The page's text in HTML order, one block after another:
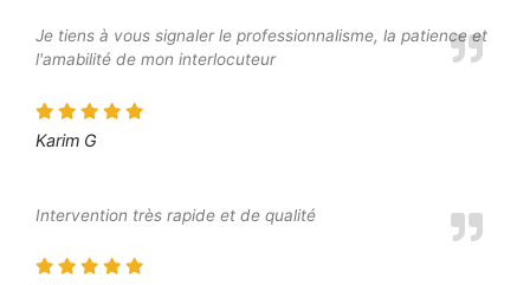
Je tiens à vous signaler le professionnalisme, la patience et
l'amabilité de mon interlocuteur
Karim G
Intervention très rapide et de qualité